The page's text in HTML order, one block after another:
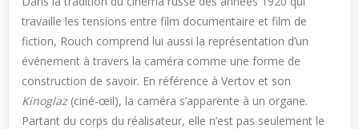
travaille les tensions entre film documentaire et film de
fiction, Rouch comprend lui aussi la représentation d’un
événement à travers la caméra comme une forme de
construction de savoir. En référence à Vertov et son
Kinoglaz (ciné-œil), la caméra s’apparente à un organe.
Partant du corps du réalisateur, elle n’est pas seulement le